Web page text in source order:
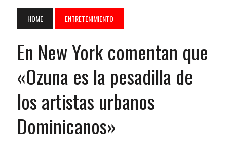
HOME ENTRETENIMIENTO
En New York comentan que
«Ozuna es la pesadilla de
los artistas urbanos
Dominicanos»